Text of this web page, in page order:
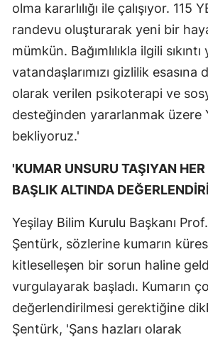
olma kararlılığı ile çalışıyor. 115
randevu oluşturarak yeni bir
mümkün. Bağımlılıkla ilgili
vatandaşlarımızı gizlilik esasına
olarak verilen psikoterapi ve
desteğinden yararlanmak üzere
bekliyoruz.'
'KUMAR UNSURU TAŞIYAN
BAŞLIK ALTINDA
Yeşilay Bilim Kurulu Başkanı
Şentürk, sözlerine kumarın
kitleselleşen bir sorun haline
vurgulayarak başladı. Kumarın
değerlendirilmesi gerektiğine
Şentürk, 'Şans hazları olarak